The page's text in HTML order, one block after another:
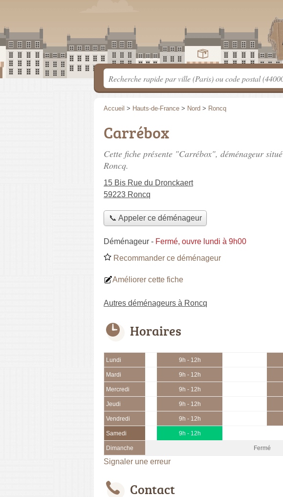
Accueil > Hauts-de-France > Nord > Roncq
Carrébox
Cette fiche présente "Carrébox", déménageur situé
Roncq.
15 Bis Rue du Dronckaert
59223 Roncq
📞 Appeler ce déménageur
Déménageur - Fermé, ouvre lundi à 9h00
Recommander ce déménageur
Améliorer cette fiche
Autres déménageurs à Roncq
Horaires
Lundi 9h - 12h
Mardi 9h - 12h
Mercredi 9h - 12h
Jeudi 9h - 12h
Vendredi 9h - 12h
Samedi 9h - 12h
Dimanche Fermé
Signaler une erreur
Contact